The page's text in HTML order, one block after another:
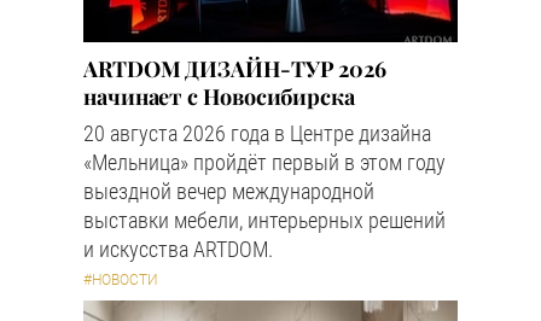
ARTDOM ДИЗАЙН-ТУР 2026
начинает с Новосибирска
20 августа 2026 года в Центре дизайна
«Мельница» пройдёт первый в этом году
выездной вечер международной
выставки мебели, интерьерных решений
и искусства ARTDOM.
#НОВОСТИ